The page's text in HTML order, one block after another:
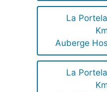
La
Auberge
La